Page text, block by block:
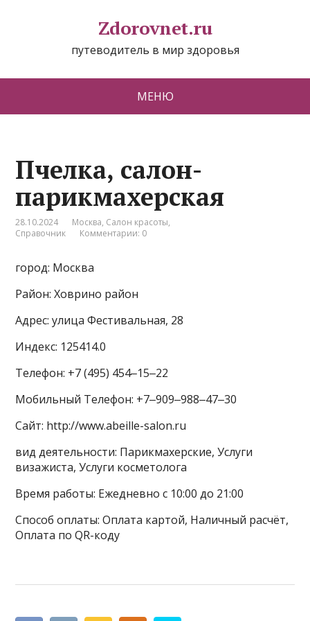
Zdorovnet.ru
путеводитель в мир здоровья
МЕНЮ
Пчелка, салон-
парикмахерская
28.10.2024 Москва, Салон красоты,
Справочник
Комментарии: 0
город: Москва
Район: Ховрино район
Адрес: улица Фестивальная, 28
Индекс: 125414.0
Телефон: +7 (495) 454‒15‒22
Мобильный Телефон: +7‒909‒988‒47‒30
Сайт: http://www.abeille-salon.ru
вид деятельности: Парикмахерские, Услуги
визажиста, Услуги косметолога
Время работы: Ежедневно с 10:00 до 21:00
Способ оплаты: Оплата картой, Наличный расчёт,
Оплата по QR-коду